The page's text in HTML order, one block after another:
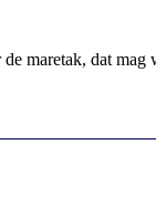
maretak, dat mag